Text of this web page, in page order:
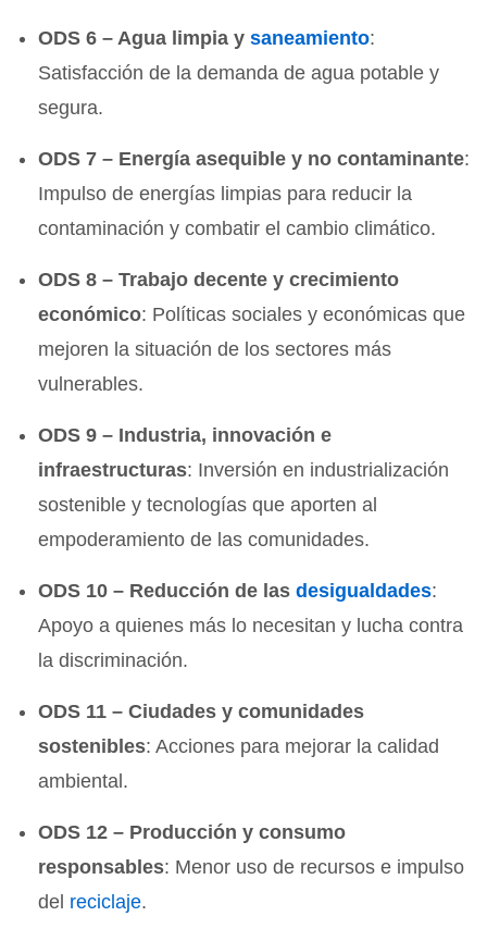
ODS 6 – Agua limpia ysaneamiento:
Satisfacción de la demanda de agua potable y
segura.
ODS 7 – Energía asequible y no contaminante:
Impulso de energías limpias para reducir la
contaminación y combatir el cambio climático.
ODS 8 – Trabajo decente y crecimiento
económico: Políticas sociales y económicas que
mejoren la situación de los sectores más
vulnerables.
ODS 9 – Industria, innovación e
infraestructuras: Inversión en industrialización
sostenible y tecnologías que aporten al
empoderamiento de las comunidades.
ODS 10 – Reducción de lasdesigualdades:
Apoyo a quienes más lo necesitan y lucha contra
la discriminación.
ODS 11 – Ciudades y comunidades
sostenibles: Acciones para mejorar la calidad
ambiental.
ODS 12 – Producción y consumo
responsables: Menor uso de recursos e impulso
del reciclaje.